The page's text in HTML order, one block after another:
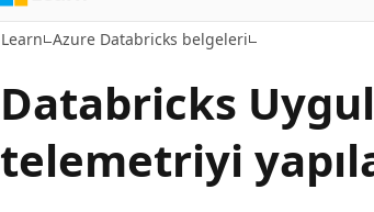
Learn Azure Databricks belgeleri
Databricks
telemetriyi